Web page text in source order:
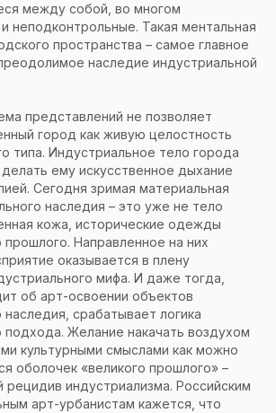
между собой, во многом
неподконтрольные. Такая ментальная
пространства – самое главное
наследие индустриальной
представлений не позволяет
город как живую целостность
типа. Индустриальное тело города
ему искусственное дыхание
Сегодня зримая материальная
наследия – это уже не тело
кожа, исторические одежды
прошлого. Направленное на них
оказывается в плену
мифа. И даже тогда,
об арт-освоении объектов
наследия, срабатывает логика
подхода. Желание накачать воздухом
культурными смыслами как можно
оболочек «великого прошлого» –
рецидив индустриализма. Российским
арт-урбанистам кажется, что